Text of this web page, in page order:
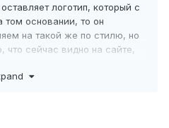
логотип, который с
том основании, то он
на такой же по стилю, но
что сейчас видно на сайте,